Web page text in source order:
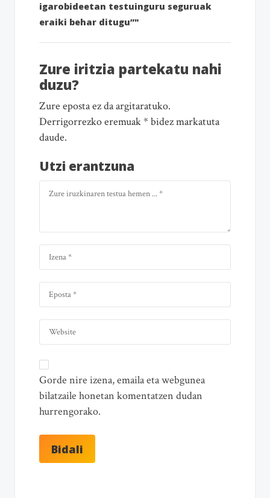
igarobideetan testuinguru seguruak
eraiki behar ditugu”"
Zure iritzia partekatu nahi
duzu?
Zure eposta ez da argitaratuko.
Derrigorrezko eremuak * bidez markatuta
daude.
Utzi erantzuna
Gorde nire izena, emaila eta webgunea
bilatzaile honetan komentatzen dudan
hurrengorako.